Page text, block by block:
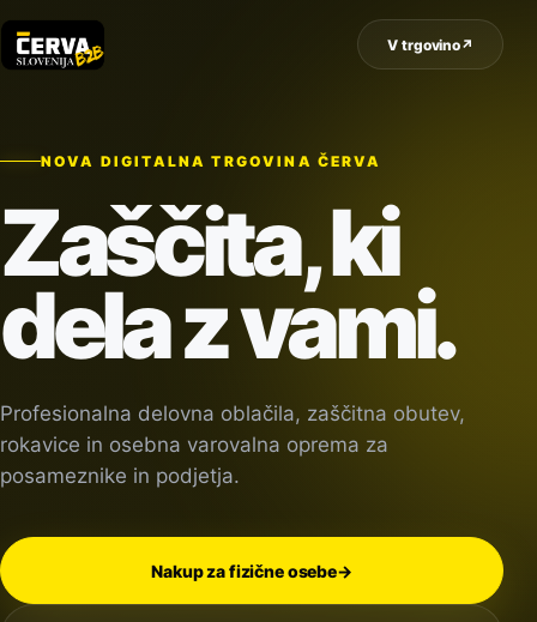
V trgovino↗
NOVA DIGITALNA TRGOVINA ČERVA
Zaščita, ki
dela z vami.
Profesionalna delovna oblačila, zaščitna obutev,
rokavice in osebna varovalna oprema za
posameznike in podjetja.
Nakup za fizične osebe→